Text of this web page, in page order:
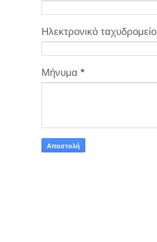
Ηλεκτρονικό ταχυδρομείο
Μήνυμα *